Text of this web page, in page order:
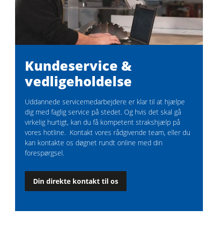
Kundeservice &
vedligeholdelse
Uddannede servicemedarbejdere er klar til at hjælpe
dig med faglig service på stedet. Og hvis det skal gå
virkelig hurtigt, kan du få kompetent strakshjælp på
vores hotline. Kontakt vores rådgivende team, eller du
kan kontakte os døgnet rundt online med din
forespørgsel.
Din direkte kontakt til os